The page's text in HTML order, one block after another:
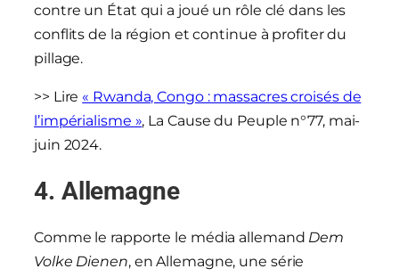
contre un État qui a joué un rôle clé dans les
conflits de la région et continue à profiter du
pillage.
>> Lire « Rwanda, Congo : massacres croisés de
l’impérialisme », La Cause du Peuple n°77, mai-
juin 2024.
4. Allemagne
Comme le rapporte le média allemand Dem
Volke Dienen, en Allemagne, une série